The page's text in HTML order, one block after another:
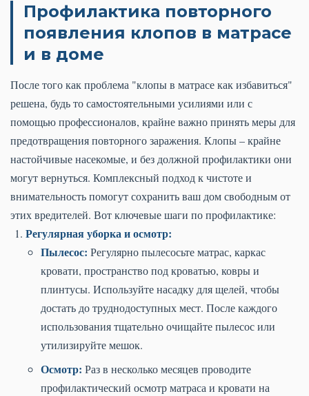
Профилактика повторного
появления клопов в матрасе
и в доме
После того как проблема "клопы в матрасе как избавиться"
решена, будь то самостоятельными усилиями или с
помощью профессионалов, крайне важно принять меры для
предотвращения повторного заражения. Клопы – крайне
настойчивые насекомые, и без должной профилактики они
могут вернуться. Комплексный подход к чистоте и
внимательность помогут сохранить ваш дом свободным от
этих вредителей. Вот ключевые шаги по профилактике:
Регулярная уборка и осмотр:
Пылесос: Регулярно пылесосьте матрас, каркас
кровати, пространство под кроватью, ковры и
плинтусы. Используйте насадку для щелей, чтобы
достать до труднодоступных мест. После каждого
использования тщательно очищайте пылесос или
утилизируйте мешок.
Осмотр: Раз в несколько месяцев проводите
профилактический осмотр матраса и кровати на